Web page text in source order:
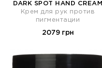
DARK SPOT HAND CREAM
Крем для рук против
пигментации
2079 грн